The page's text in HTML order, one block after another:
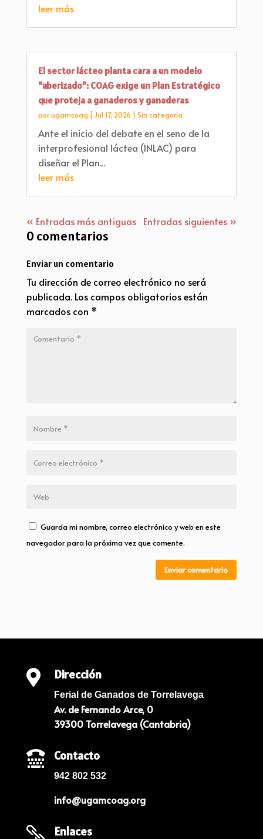
leer más
El sector lácteo planta cara a un modelo
“uberizado”: COAG exige un Plan Estratégico
que proteja a ganaderos y ganaderas
porugamcoag Jul 17, 2026 Sin categoría
Ante el inicio del debate en el seno de la
interprofesional láctea (INLAC) para
diseñar el Plan...
leer más
« Entradas más antiguas Entradas siguientes »
0 comentarios
Enviar un comentario
Tu dirección de correo electrónico no será
publicada. Los campos obligatorios están
marcados con *
Guarda mi nombre, correo electrónico y web en este
navegador para la próxima vez que comente.
Enviar comentario
 Dirección
Ferial de Ganados de Torrelavega
Av. de Fernando Arce, 0
39300 Torrelavega (Cantabria)
 Contacto
942 802 532
info@ugamcoag.org
 Enlaces